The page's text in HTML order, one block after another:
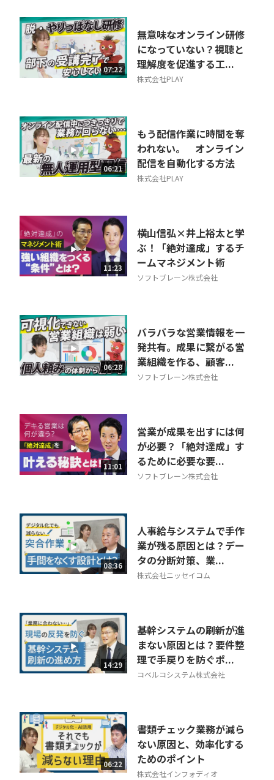
07:22
無意味なオンライン研修
になっていない？視聴と
理解度を促進する工...
株式会社PLAY
06:21
もう配信作業に時間を奪
われない。 オンライン
配信を自動化する方法
株式会社PLAY
11:23
横山信弘×井上裕太と学
ぶ！「絶対達成」するチ
ームマネジメント術
ソフトブレーン株式会社
06:28
バラバラな営業情報を一
発共有。成果に繋がる営
業組織を作る、顧客...
ソフトブレーン株式会社
11:01
営業が成果を出すには何
が必要？「絶対達成」す
るために必要な要...
ソフトブレーン株式会社
08:36
人事給与システムで手作
業が残る原因とは？デー
タの分断対策、業...
株式会社ニッセイコム
14:29
基幹システムの刷新が進
まない原因とは？要件整
理で手戻りを防ぐポ...
コベルコシステム株式会社
06:22
書類チェック業務が減ら
ない原因と、効率化する
ためのポイント
株式会社インフォディオ